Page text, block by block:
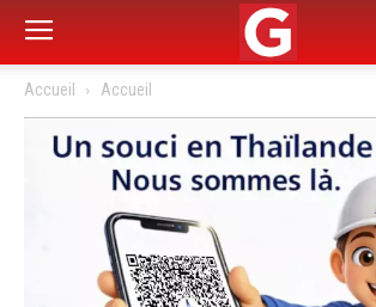
Accueil Accueil